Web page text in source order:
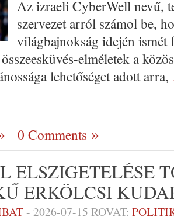
Az izraeli CyberWell nevű,
szervezet arról számol be,
világbajnokság idején ismét
elméletek a
lehetőséget adott arra,
0 Comments
ELSZIGETELÉSE
ERKÖLCSI
- 2026-07-15 ROVAT: